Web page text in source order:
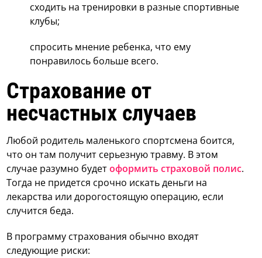
сходить на тренировки в разные спортивные
клубы;
спросить мнение ребенка, что ему
понравилось больше всего.
Страхование от
несчастных случаев
Любой родитель маленького спортсмена боится,
что он там получит серьезную травму. В этом
случае разумно будетоформить страховой полис.
Тогда не придется срочно искать деньги на
лекарства или дорогостоящую операцию, если
случится беда.
В программу страхования обычно входят
следующие риски: